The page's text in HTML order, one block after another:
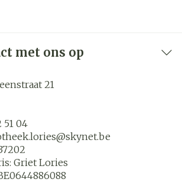
met ons op
21
51 04
skynet.be
Griet Lories